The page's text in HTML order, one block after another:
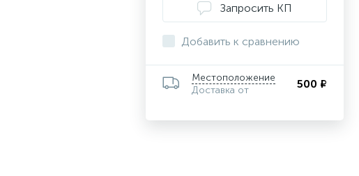
Запросить КП
Добавить к сравнению
Местоположение
Доставка от
500 ₽